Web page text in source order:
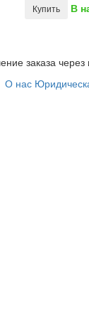
Купить В
заказа через
О нас